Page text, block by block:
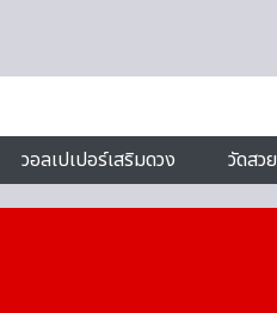
วอลเปเปอร์เสริมดวง วัดสวย